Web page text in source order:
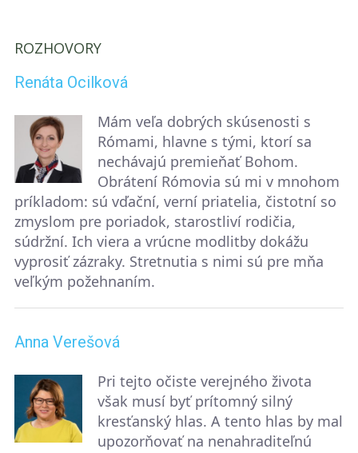
ROZHOVORY
Renáta Ocilková
Mám veľa dobrých skúsenosti s
Rómami, hlavne s tými, ktorí sa
nechávajú premieňať Bohom.
Obrátení Rómovia sú mi v mnohom
príkladom: sú vďační, verní priatelia, čistotní so
zmyslom pre poriadok, starostliví rodičia,
súdržní. Ich viera a vrúcne modlitby dokážu
vyprosiť zázraky. Stretnutia s nimi sú pre mňa
veľkým požehnaním.
Anna Verešová
Pri tejto očiste verejného života
však musí byť prítomný silný
kresťanský hlas. A tento hlas by mal
upozorňovať na nenahraditeľnú